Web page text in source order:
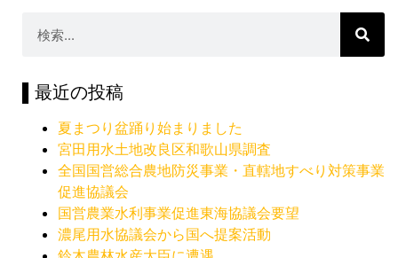
▌最近の投稿
夏まつり盆踊り始まりました
宮田用水土地改良区和歌山県調査
全国国営総合農地防災事業・直轄地すべり対策事業
促進協議会
国営農業水利事業促進東海協議会要望
濃尾用水協議会から国へ提案活動